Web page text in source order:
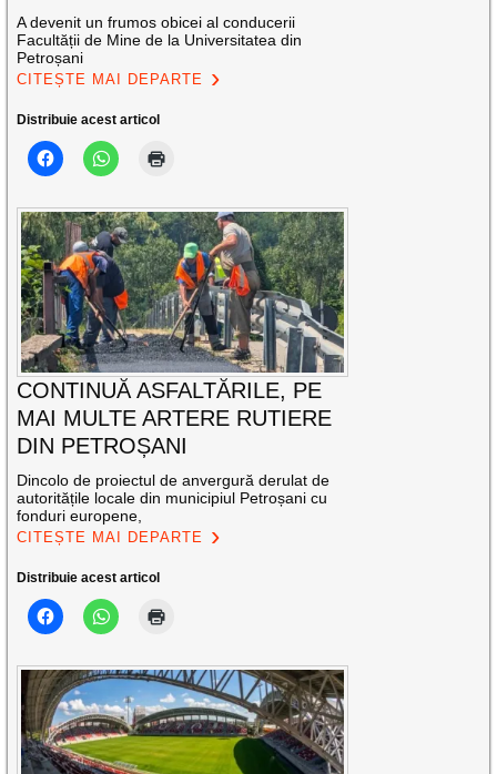
A devenit un frumos obicei al conducerii
Facultății de Mine de la Universitatea din
Petroșani
CITEȘTE MAI DEPARTE
Distribuie acest articol
CONTINUĂ ASFALTĂRILE, PE
MAI MULTE ARTERE RUTIERE
DIN PETROȘANI
Dincolo de proiectul de anvergură derulat de
autoritățile locale din municipiul Petroșani cu
fonduri europene,
CITEȘTE MAI DEPARTE
Distribuie acest articol